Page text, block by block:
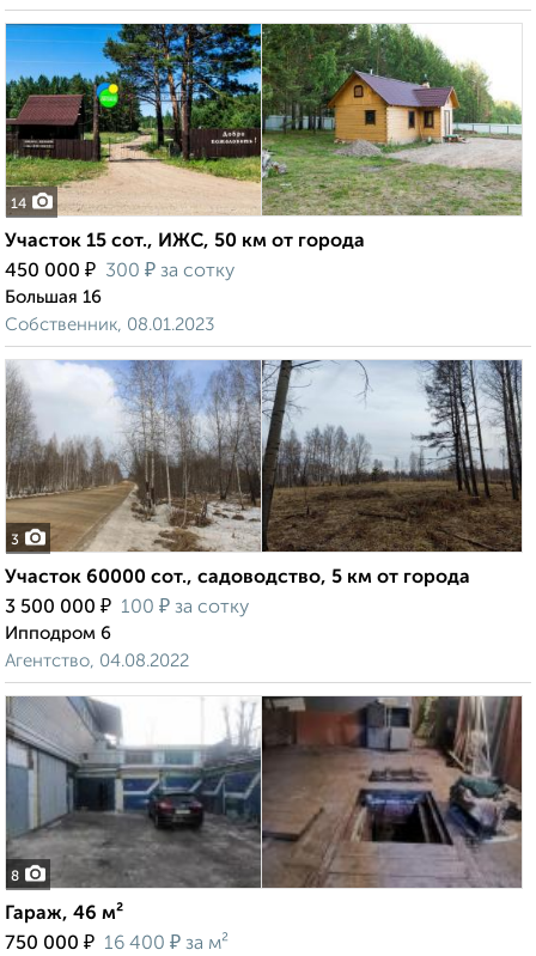
14
Участок 15 сот., ИЖС, 50 км от города
450 000 ₽ 300 ₽ за сотку
Большая 16
Собственник, 08.01.2023
3
Участок 60000 сот., садоводство, 5 км от города
3 500 000 ₽ 100 ₽ за сотку
Ипподром 6
Агентство, 04.08.2022
8
Гараж, 46 м²
750 000 ₽ 16 400 ₽ за м²